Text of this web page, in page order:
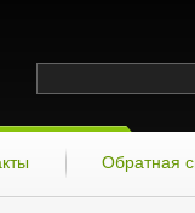
Обратная